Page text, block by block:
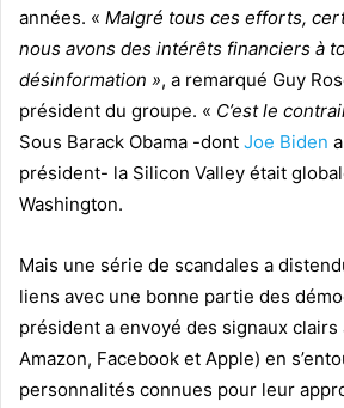
années. « Malgré tous ces efforts,
nous avons des intérêts financiers à
désinformation », a remarqué Guy
président du groupe. « C’est le
Sous Barack Obama -dont Joe Biden
président- la Silicon Valley était
Washington.
Mais une série de scandales a
liens avec une bonne partie des
président a envoyé des signaux clairs
Amazon, Facebook et Apple) en
personnalités connues pour leur